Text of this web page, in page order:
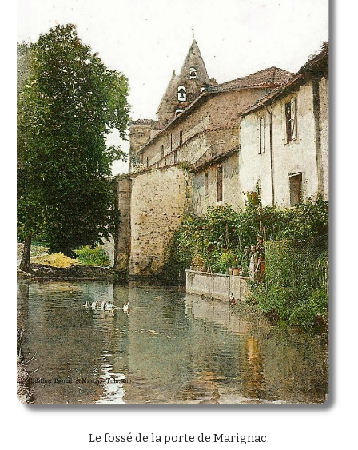
Le fossé de la porte de Marignac.